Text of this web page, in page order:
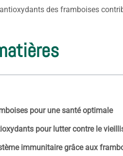
des framboises
pour une santé optimale
pour lutter contre le
immunitaire grâce aux